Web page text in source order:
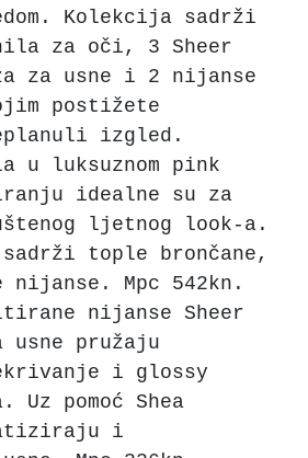
Kolekcija sadrži
za oči, 3 Sheer
za usne i 2 nijanse
postižete
izgled.
u luksuznom pink
idealne su za
ljetnog look-a.
tople brončane,
Mpc 542kn.
nijanse Sheer
usne pružaju
i glossy
Uz pomoć Shea
i